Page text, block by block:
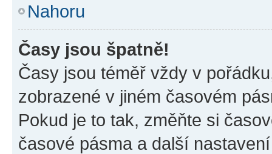
Nahoru
Časy jsou špatně!
Časy jsou téměř vždy v
zobrazené v jiném časovém
Pokud je to tak, změňte si
časové pásma a další